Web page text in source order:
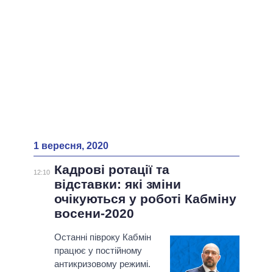
1 вересня, 2020
12:10
Кадрові ротації та
відставки: які зміни
очікуються у роботі Кабміну
восени-2020
Останні півроку Кабмін
працює у постійному
антикризовому режимі.